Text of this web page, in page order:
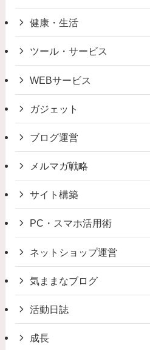
健康・生活
ツール・サービス
WEBサービス
ガジェット
ブログ運営
メルマガ戦略
サイト構築
PC・スマホ活用術
ネットショップ運営
気ままなブログ
活動日誌
成長